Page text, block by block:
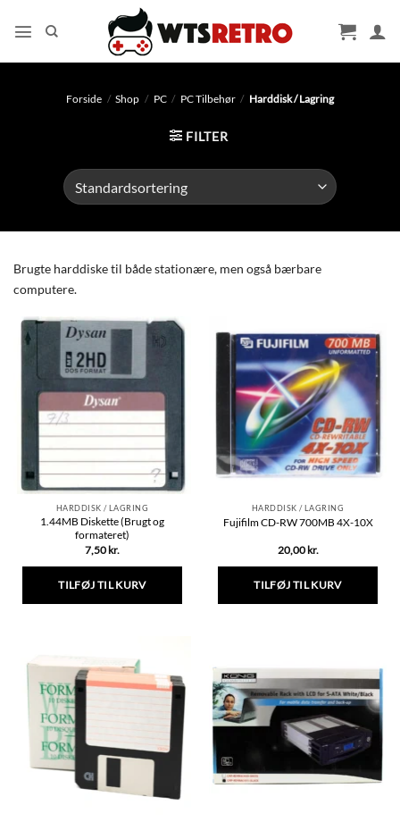
Forside / Shop / PC / PC Tilbehør / Harddisk / Lagring
FILTER
Brugte harddiske til både stationære, men også bærbare
computere.
HARDDISK / LAGRING
1.44MB Diskette (Brugt og
formateret)
7,50 kr.
TILFØJ TIL KURV
HARDDISK / LAGRING
Fujifilm CD-RW 700MB 4X-10X
20,00 kr.
TILFØJ TIL KURV